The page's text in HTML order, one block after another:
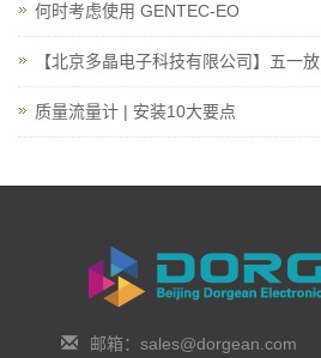
何时考虑使用 GENTEC-EO
【北京多晶电子科技有限公司】五一放
质量流量计 | 安装10大要点
邮箱：sales@dorgean.com